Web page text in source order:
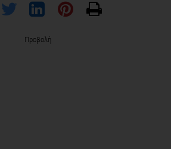
Προβολή